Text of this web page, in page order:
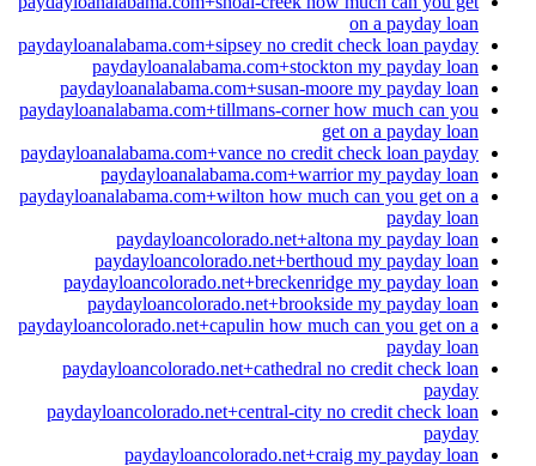
on a payday loan
paydayloanalabama.com+sipsey no credit check loan payday
paydayloanalabama.com+stockton my payday loan
paydayloanalabama.com+susan-moore my payday loan
paydayloanalabama.com+tillmans-corner how much can you
get on a payday loan
paydayloanalabama.com+vance no credit check loan payday
paydayloanalabama.com+warrior my payday loan
paydayloanalabama.com+wilton how much can you get on a
payday loan
paydayloancolorado.net+altona my payday loan
paydayloancolorado.net+berthoud my payday loan
paydayloancolorado.net+breckenridge my payday loan
paydayloancolorado.net+brookside my payday loan
paydayloancolorado.net+capulin how much can you get on a
payday loan
paydayloancolorado.net+cathedral no credit check loan
payday
paydayloancolorado.net+central-city no credit check loan
payday
paydayloancolorado.net+craig my payday loan